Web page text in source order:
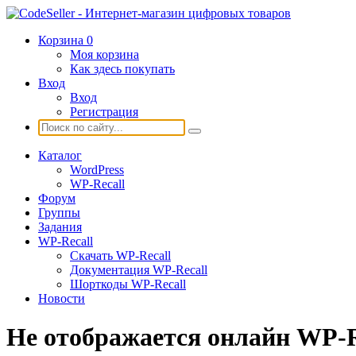
Корзина 0
Моя корзина
Как здесь покупать
Вход
Вход
Регистрация
Каталог
WordPress
WP-Recall
Форум
Группы
Задания
WP-Recall
Скачать WP-Recall
Документация WP-Recall
Шорткоды WP-Recall
Новости
Не отображается онлайн WP-